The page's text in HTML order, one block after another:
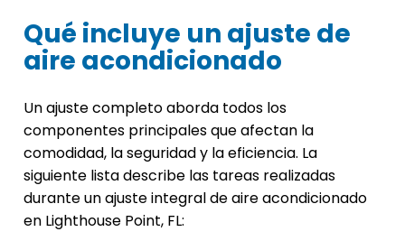
Qué incluye un ajuste de
aire acondicionado
Un ajuste completo aborda todos los
componentes principales que afectan la
comodidad, la seguridad y la eficiencia. La
siguiente lista describe las tareas realizadas
durante un ajuste integral de aire acondicionado
en Lighthouse Point, FL: